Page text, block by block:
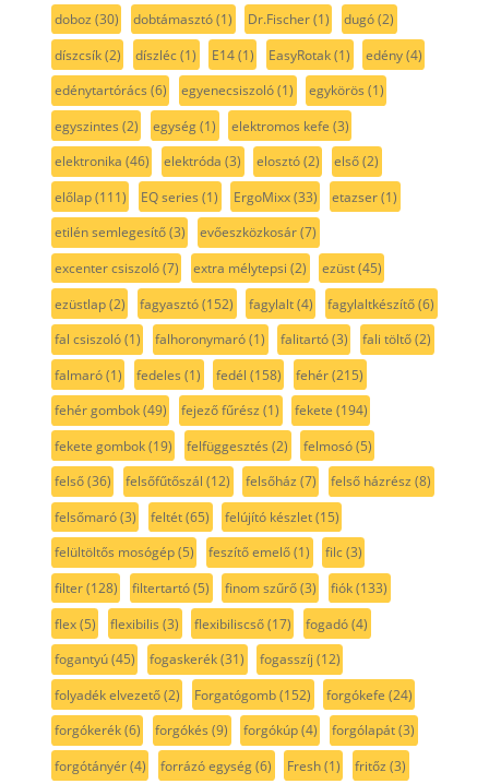
doboz (30) dobtámasztó(1) Dr.Fischer(1) dugó(2)
díszcsík(2) díszléc(1) E14(1) EasyRotak(1) edény(4)
edénytartórács (6) egyenecsiszoló(1) egykörös (1)
egyszintes (2) egység(1) elektromos kefe (3)
elektronika (46) elektróda (3) elosztó(2) első(2)
előlap(111) EQ series (1) ErgoMixx(33) etazser(1)
etilén semlegesítő(3) evőeszközkosár(7)
excenter csiszoló(7) extra mélytepsi (2) ezüst(45)
ezüstlap(2) fagyasztó(152) fagylalt(4) fagylaltkészítő(6)
fal csiszoló(1) falhoronymaró(1) falitartó(3) fali töltő(2)
falmaró(1) fedeles (1) fedél (158) fehér(215)
fehér gombok(49) fejező fűrész (1) fekete (194)
fekete gombok(19) felfüggesztés (2) felmosó(5)
felső(36) felsőfűtőszál (12) felsőház (7) felső házrész (8)
felsőmaró(3) feltét(65) felújító készlet(15)
felültöltős mosógép(5) feszítő emelő(1) filc(3)
filter(128) filtertartó(5) finom szűrő(3) fiók(133)
flex(5) flexibilis (3) flexibiliscső(17) fogadó(4)
fogantyú(45) fogaskerék(31) fogasszíj (12)
folyadék elvezető(2) Forgatógomb(152) forgókefe (24)
forgókerék(6) forgókés (9) forgókúp(4) forgólapát(3)
forgótányér(4) forrázó egység(6) Fresh(1) fritőz (3)